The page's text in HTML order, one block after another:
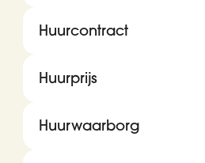
Huurcontract
Huurprijs
Huurwaarborg